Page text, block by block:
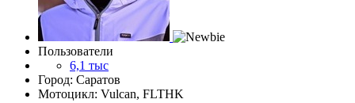
Пользователи
6,1 тыс
Город: Саратов
Мотоцикл: Vulcan, FLTHK